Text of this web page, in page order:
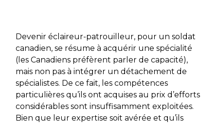
Devenir éclaireur-patrouilleur, pour un soldat
canadien, se résume à acquérir une spécialité
(les Canadiens préfèrent parler de capacité),
mais non pas à intégrer un détachement de
spécialistes. De ce fait, les compétences
particulières qu’ils ont acquises au prix d’efforts
considérables sont insuffisamment exploitées.
Bien que leur expertise soit avérée et qu’ils